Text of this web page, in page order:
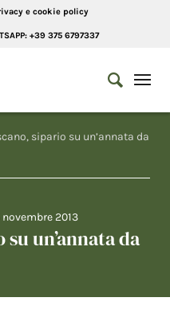
e cookie policy
+39 375 6797337
sipario su un’annata da
novembre 2013
un’annata da